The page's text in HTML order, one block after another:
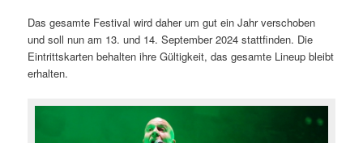
Das gesamte Festival wird daher um gut ein Jahr verschoben
und soll nun am 13. und 14. September 2024 stattfinden. Die
Eintrittskarten behalten ihre Gültigkeit, das gesamte Lineup bleibt
erhalten.